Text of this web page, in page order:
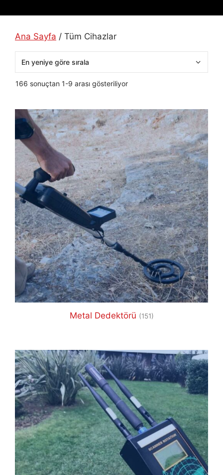
Ana Sayfa / Tüm Cihazlar
166 sonuçtan 1-9 arası gösteriliyorEn
sıralandı
Metal Dedektörü (151)